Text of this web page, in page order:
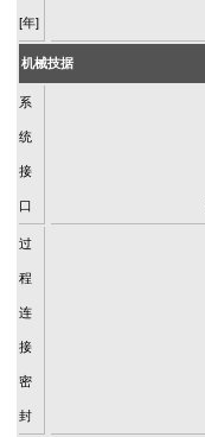
[年]
机械技据
系
统
接
口
过
程
连
接
密
封